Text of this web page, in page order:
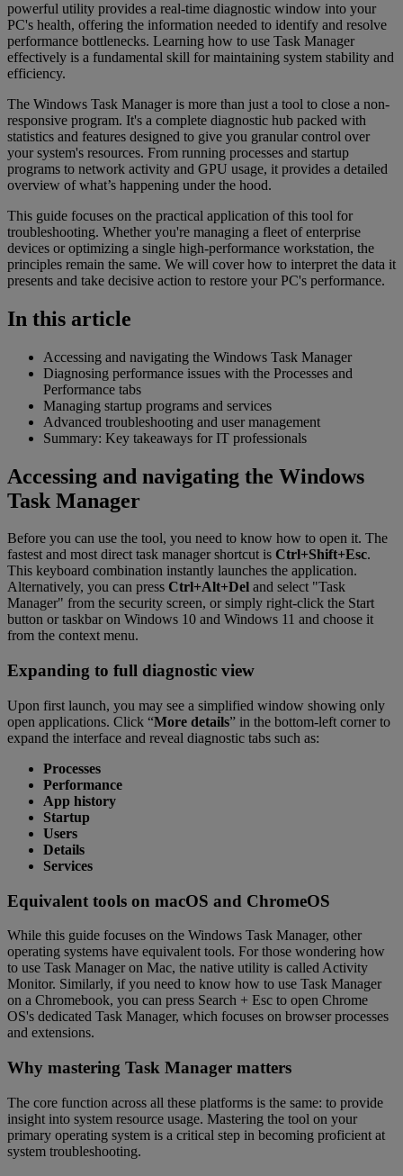
powerful utility provides a real-time diagnostic window into your
PC's health, offering the information needed to identify and resolve
performance bottlenecks. Learning how to use Task Manager
effectively is a fundamental skill for maintaining system stability and
efficiency.
The Windows Task Manager is more than just a tool to close a non-
responsive program. It's a complete diagnostic hub packed with
statistics and features designed to give you granular control over
your system's resources. From running processes and startup
programs to network activity and GPU usage, it provides a detailed
overview of what’s happening under the hood.
This guide focuses on the practical application of this tool for
troubleshooting. Whether you're managing a fleet of enterprise
devices or optimizing a single high-performance workstation, the
principles remain the same. We will cover how to interpret the data it
presents and take decisive action to restore your PC's performance.
In this article
Accessing and navigating the Windows Task Manager
Diagnosing performance issues with the Processes and
Performance tabs
Managing startup programs and services
Advanced troubleshooting and user management
Summary: Key takeaways for IT professionals
Accessing and navigating the Windows
Task Manager
Before you can use the tool, you need to know how to open it. The
fastest and most direct task manager shortcut is Ctrl+Shift+Esc.
This keyboard combination instantly launches the application.
Alternatively, you can press Ctrl+Alt+Del and select "Task
Manager" from the security screen, or simply right-click the Start
button or taskbar on Windows 10 and Windows 11 and choose it
from the context menu.
Expanding to full diagnostic view
Upon first launch, you may see a simplified window showing only
open applications. Click “More details” in the bottom-left corner to
expand the interface and reveal diagnostic tabs such as:
Processes
Performance
App history
Startup
Users
Details
Services
Equivalent tools on macOS and ChromeOS
While this guide focuses on the Windows Task Manager, other
operating systems have equivalent tools. For those wondering how
to use Task Manager on Mac, the native utility is called Activity
Monitor. Similarly, if you need to know how to use Task Manager
on a Chromebook, you can press Search + Esc to open Chrome
OS's dedicated Task Manager, which focuses on browser processes
and extensions.
Why mastering Task Manager matters
The core function across all these platforms is the same: to provide
insight into system resource usage. Mastering the tool on your
primary operating system is a critical step in becoming proficient at
system troubleshooting.